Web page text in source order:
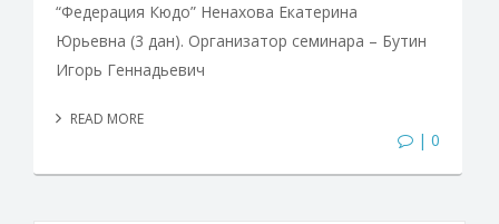
“Федерация Кюдо” Ненахова Екатерина
Юрьевна (3 дан). Организатор семинара – Бутин
Игорь Геннадьевич
READ MORE
| 0